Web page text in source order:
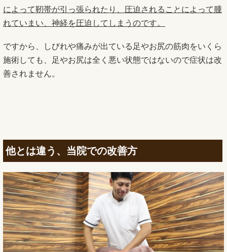
によって靭帯が引っ張られたり、圧迫されることによって腫
れていまい、神経を圧迫してしまうのです。
ですから、しびれや痛みが出ている足やお尻の筋肉をいくら
施術しても、足やお尻は全く悪い状態ではないので症状は改
善されません。
他とは違う、当院での改善方